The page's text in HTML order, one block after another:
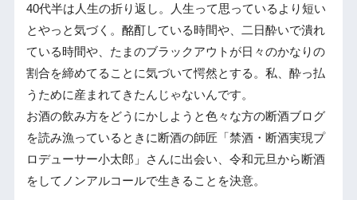
40代半は人生の折り返し。人生って思っているより短い
とやっと気づく。酩酊している時間や、二日酔いで潰れ
ている時間や、たまのブラックアウトが日々のかなりの
割合を締めてることに気づいて愕然とする。私、酔っ払
うために産まれてきたんじゃないんです。
お酒の飲み方をどうにかしようと色々な方の断酒ブログ
を読み漁っているときに断酒の師匠「禁酒・断酒実現プ
ロデューサー小太郎」さんに出会い、令和元旦から断酒
をしてノンアルコールで生きることを決意。